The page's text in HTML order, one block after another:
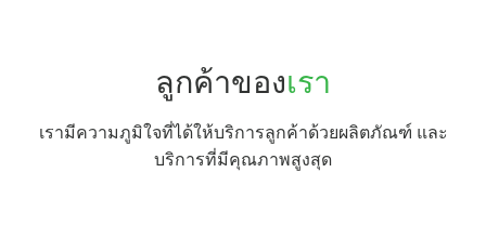
ลูกค้าของเรา
เรามีความภูมิใจที่ได้ให้บริการลูกค้าด้วยผลิตภัณฑ์ และ
บริการที่มีคุณภาพสูงสุด